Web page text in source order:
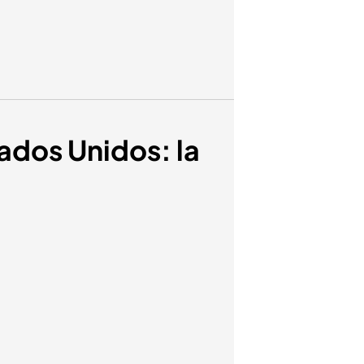
Unidos: la